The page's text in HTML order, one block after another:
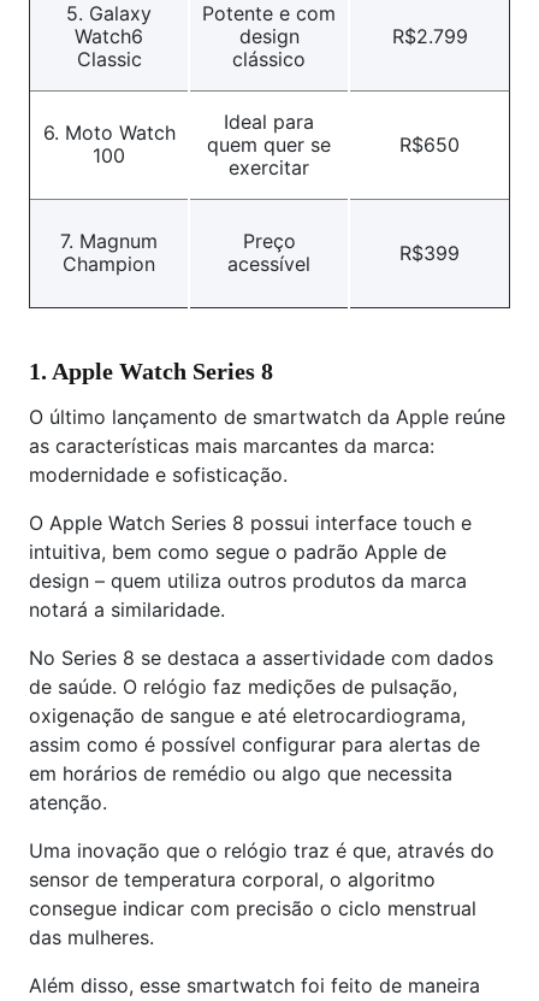
5. Galaxy
Watch6
Classic
Potente e com
design
clássico
R$2.799
6. Moto Watch
100
Ideal para
quem quer se
exercitar
R$650
7. Magnum
Champion
Preço
acessível
R$399
1. Apple Watch Series 8
O último lançamento de smartwatch da Apple reúne
as características mais marcantes da marca:
modernidade e sofisticação.
O Apple Watch Series 8 possui interface touch e
intuitiva, bem como segue o padrão Apple de
design – quem utiliza outros produtos da marca
notará a similaridade.
No Series 8 se destaca a assertividade com dados
de saúde. O relógio faz medições de pulsação,
oxigenação de sangue e até eletrocardiograma,
assim como é possível configurar para alertas de
em horários de remédio ou algo que necessita
atenção.
Uma inovação que o relógio traz é que, através do
sensor de temperatura corporal, o algoritmo
consegue indicar com precisão o ciclo menstrual
das mulheres.
Além disso, esse smartwatch foi feito de maneira